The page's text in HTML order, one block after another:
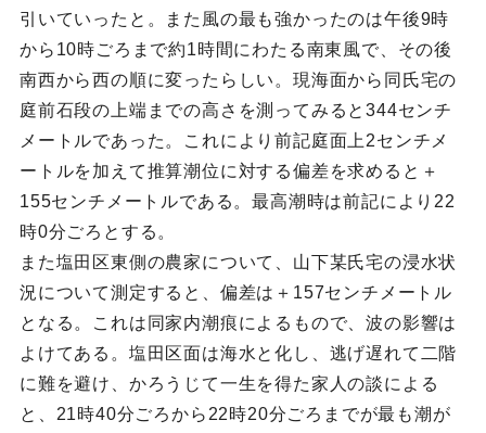
引いていったと。また風の最も強かったのは午後9時
から10時ごろまで約1時間にわたる南東風で、その後
南西から西の順に変ったらしい。現海面から同氏宅の
庭前石段の上端までの高さを測ってみると344センチ
メートルであった。これにより前記庭面上2センチメ
ートルを加えて推算潮位に対する偏差を求めると＋
155センチメートルである。最高潮時は前記により22
時0分ごろとする。
また塩田区東側の農家について、山下某氏宅の浸水状
況について測定すると、偏差は＋157センチメートル
となる。これは同家内潮痕によるもので、波の影響は
よけてある。塩田区面は海水と化し、逃げ遅れて二階
に難を避け、かろうじて一生を得た家人の談による
と、21時40分ごろから22時20分ごろまでが最も潮が